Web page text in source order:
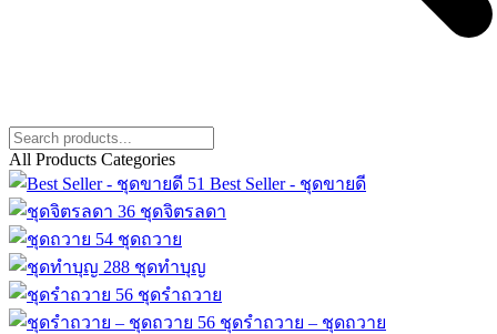
All Products Categories
51 Best Seller - ชุดขายดี
36 ชุดจิตรลดา
54 ชุดถวาย
288 ชุดทำบุญ
56 ชุดรำถวาย
56 ชุดรำถวาย – ชุดถวาย